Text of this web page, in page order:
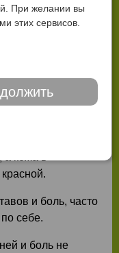
пораженный
Большая боль и
воспаления
и боль, часто
себе.
и боль не
При желании вы
этих сервисов.